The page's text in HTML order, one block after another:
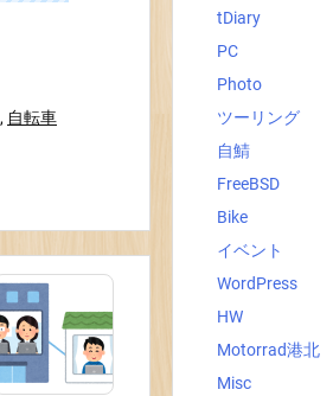
, 自転車
tDiary
PC
Photo
ツーリング
自鯖
FreeBSD
Bike
イベント
WordPress
HW
Motorrad港北
Misc